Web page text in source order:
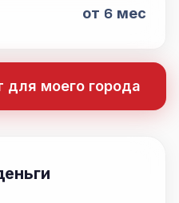
от 6 мес
для моего города